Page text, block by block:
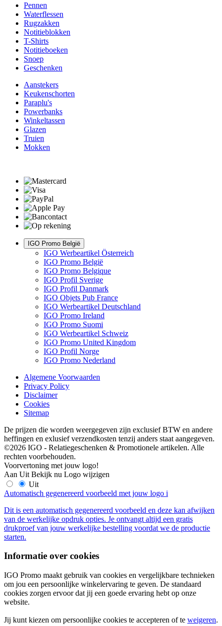
Pennen
Waterflessen
Rugzakken
Notitieblokken
T-Shirts
Notitieboeken
Snoep
Geschenken
Aanstekers
Keukenschorten
Paraplu's
Powerbanks
Winkeltassen
Glazen
Truien
Mokken
IGO Promo België
IGO Werbeartikel Österreich
IGO Promo België
IGO Promo Belgique
IGO Profil Sverige
IGO Profil Danmark
IGO Objets Pub France
IGO Werbeartikel Deutschland
IGO Promo Ireland
IGO Promo Suomi
IGO Werbeartikel Schweiz
IGO Promo United Kingdom
IGO Profil Norge
IGO Promo Nederland
Algemene Voorwaarden
Privacy Policy
Disclaimer
Cookies
Sitemap
De prijzen die worden weergegeven zijn exclusief BTW en andere
heffingen en exlusief verzendkosten tenzij anders staat aangegeven.
©2026 IGO - Relatiegeschenken & Promotionele artikelen. Alle
rechten voorbehouden.
Voorvertoning met jouw logo!
Aan Uit Bekijk nu Logo wijzigen
Uit
Automatisch gegenereerd voorbeeld met jouw logo i
Dit is een automatisch gegenereerd voorbeeld en deze kan afwijken
van de werkelijke opdruk opties. Je ontvangt altijd een gratis
drukproef van jouw werkelijke bestelling voordat we de productie
starten.
Informatie over cookies
IGO Promo maakt gebruik van cookies en vergelijkbare technieken
om jou een persoonlijke winkelervaring te geven. De standaard
cookies zorgen ervoor dat jij een goede ervaring hebt op onze
website.
Jij kunt kiezen om persoonlijke cookies te accepteren of te weigeren.